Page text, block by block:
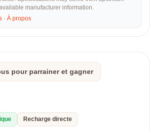
manufacturer information.
· À propos
pour parrainer et gagner
Recharge directe